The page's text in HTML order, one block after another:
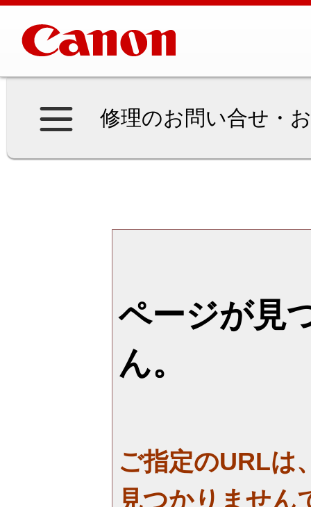
修理のお問い合せ・
ページが見
ん。
ご指定のURLは
見つかりません